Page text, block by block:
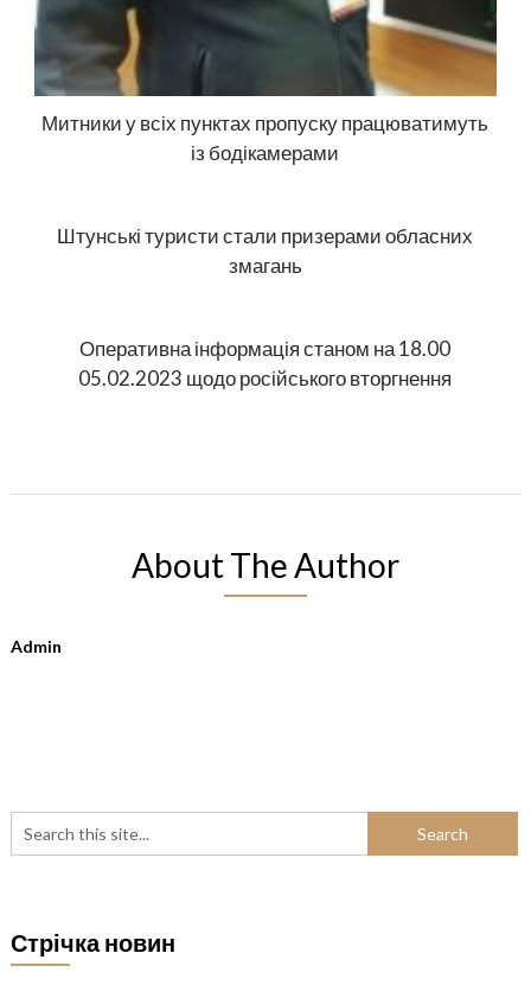
Митники у всіх пунктах пропуску працюватимуть
із бодікамерами
Штунські туристи стали призерами обласних
змагань
Оперативна інформація станом на 18.00
05.02.2023 щодо російського вторгнення
About The Author
Admin
Стрічка новин